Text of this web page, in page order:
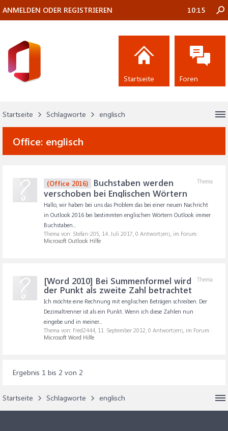
Startseite Schlagworte englisch
Office: englisch
Thema
(Office 2016)
Buchstaben werden
verschoben bei Englischen Wörtern
Hallo, wir haben bei uns das Problem das bei einer neuen Nachricht
in Outlook 2016 bei bestimmten englischen Wörtern Outlook immer
Buchstaben...
Thema von: Stefan-205, 14. Juli 2017, 0 Antwort(en), im Forum:
Microsoft Outlook Hilfe
Thema
[Word 2010] Bei Summenformel wird
der Punkt als zweite Zahl betrachtet
Ich möchte eine Rechnung mit englischen Beträgen schreiben. Der
Dezimaltrenner ist als ein Punkt. Wenn ich diese Zahlen nun
eingebe und in meiner...
Thema von: Fred2444, 11. September 2012, 0 Antwort(en), im Forum:
Microsoft Word Hilfe
Ergebnis 1 bis 2 von 2
Startseite Schlagworte englisch
ANMELDEN ODER REGISTRIEREN 10:15
Startseite Foren